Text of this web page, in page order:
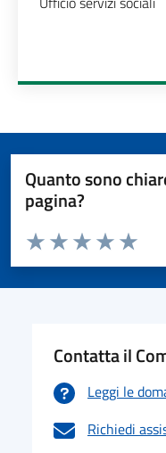
Quanto sono
pagina?
Valuta da 1 a 5 stelle la
Valuta
Valuta 4
Valuta 3 stelle
Valuta 2 stelle su 5
Valuta 1 stelle su 5
Contatta il
Leggi le
Richiedi